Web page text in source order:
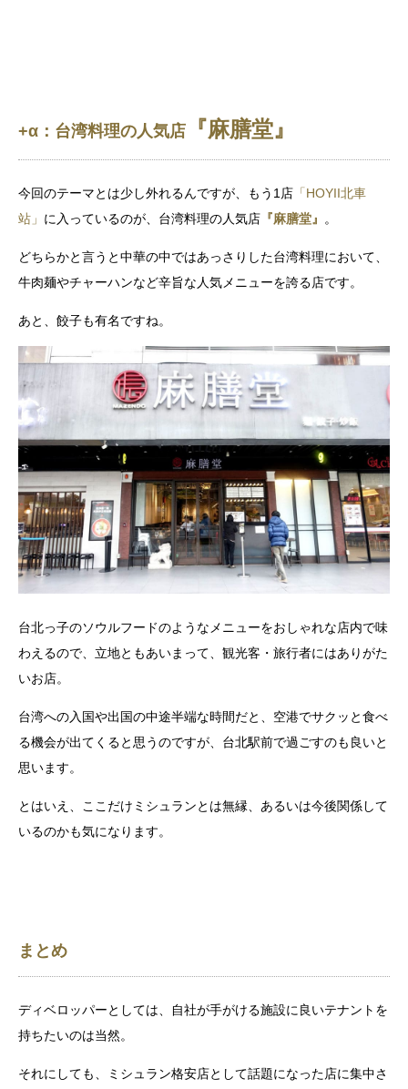
+α：台湾料理の人気店 『麻膳堂』
今回のテーマとは少し外れるんですが、もう1店 「HOYII北車
站」 に入っているのが、台湾料理の人気店 『麻膳堂』 。
どちらかと言うと中華の中ではあっさりした台湾料理において、
牛肉麺やチャーハンなど辛旨な人気メニューを誇る店です。
あと、餃子も有名ですね。
台北っ子のソウルフードのようなメニューをおしゃれな店内で味
わえるので、立地ともあいまって、観光客・旅行者にはありがた
いお店。
台湾への入国や出国の中途半端な時間だと、空港でサクッと食べ
る機会が出てくると思うのですが、台北駅前で過ごすのも良いと
思います。
とはいえ、ここだけミシュランとは無縁、あるいは今後関係して
いるのかも気になります。
まとめ
ディベロッパーとしては、自社が手がける施設に良いテナントを
持ちたいのは当然。
それにしても、ミシュラン格安店として話題になった店に集中さ